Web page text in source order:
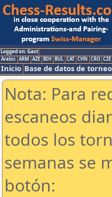
Logged on: Gast
Arabic ARM AZE BIH BUL CAT CHN CRO CZE
Inicio Base de datos de
Nota: Para
escaneos
todos los
semanas se
botón: